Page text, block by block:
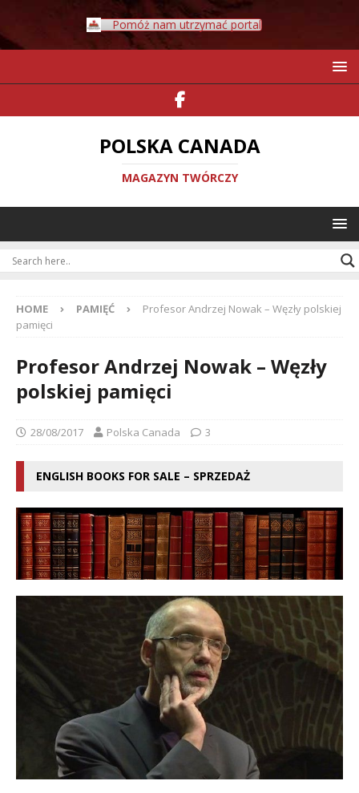
Pomóż nam utrzymać portal
POLSKA CANADA
MAGAZYN TWÓRCZY
HOME PAMIĘĆ
Profesor Andrzej Nowak – Węzły polskiej
pamięci
Profesor Andrzej Nowak – Węzły
polskiej pamięci
28/08/2017 Polska Canada 3
ENGLISH BOOKS FOR SALE – SPRZEDAŻ